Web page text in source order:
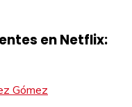
en Netflix:
Gómez